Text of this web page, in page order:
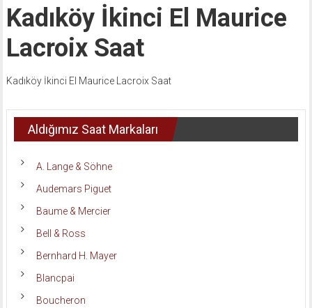
Kadıköy İkinci El Maurice
Lacroix Saat
Kadıköy İkinci El Maurice Lacroix Saat
Aldığımız Saat Markaları
A. Lange & Söhne
Audemars Piguet
Baume & Mercier
Bell & Ross
Bernhard H. Mayer
Blancpai
Boucheron